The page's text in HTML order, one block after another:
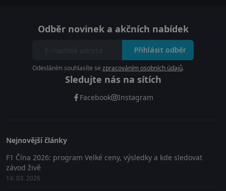
Odběr novinek a akčních nabídek
Přihlásit odběr
Odesláním souhlasíte se zpracováním osobních údajů.
Sledujte nás na sítích
Facebook Instagram
Nejnovější články
F1 Čína 2026: program Velké ceny, výsledky a kde sledovat
závod živě
14. 03. 2026